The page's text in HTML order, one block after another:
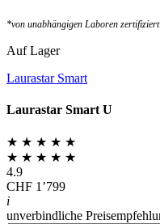
*von unabhängigen Laboren zertifiziert
Auf Lager
Laurastar Smart
Laurastar Smart U
★ ★ ★ ★ ★
★ ★ ★ ★ ★
4.9
CHF 1’799
i
unverbindliche